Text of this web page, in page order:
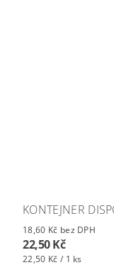
KONTEJNER
18,60 Kč bez DPH
22,50 Kč
22,50 Kč / 1 ks